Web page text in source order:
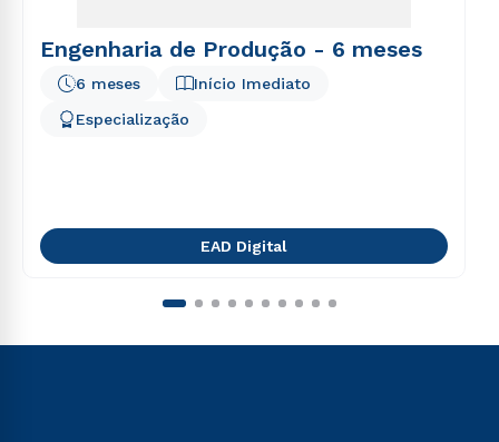
Engenharia de Produção - 6 meses
Início Imediato
6 meses
Especialização
EAD Digital